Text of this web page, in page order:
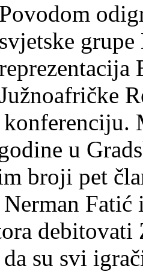
Povodom
svjetske
u
broji pet
su svi